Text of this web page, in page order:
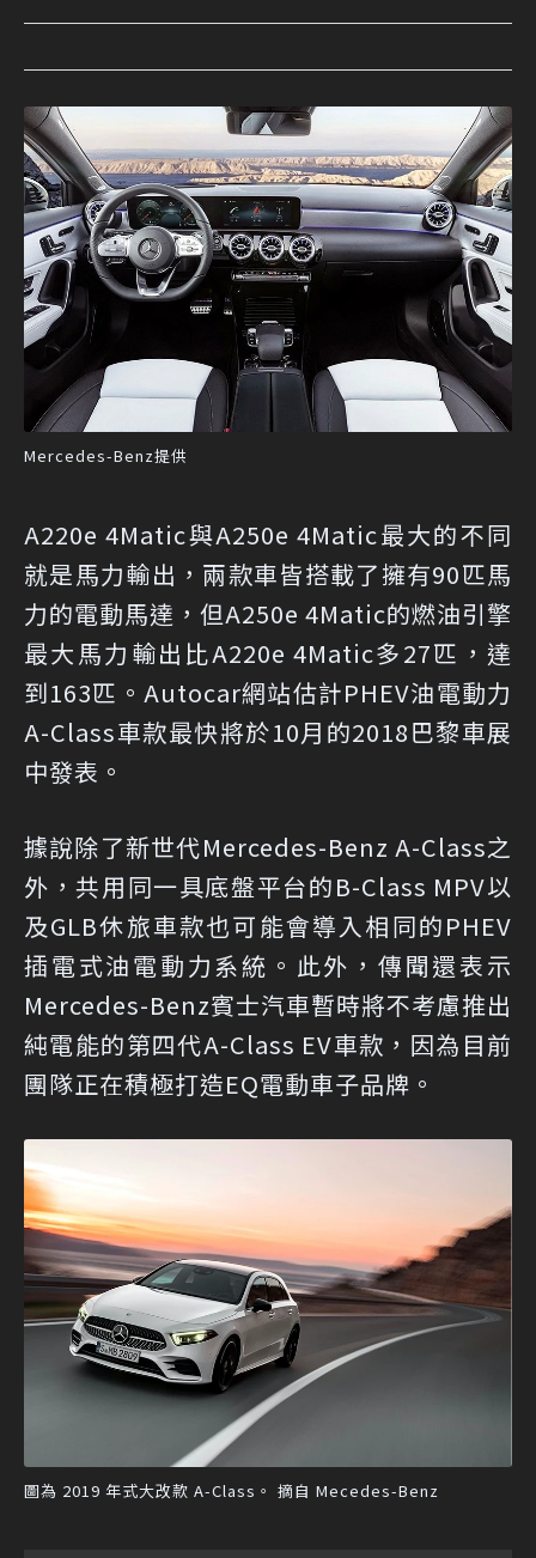
Mercedes-Benz提供
A220e 4Matic與A250e 4Matic最大的不同
就是馬力輸出，兩款車皆搭載了擁有90匹馬
力的電動馬達，但A250e 4Matic的燃油引擎
最大馬力輸出比A220e 4Matic多27匹，達
到163匹。Autocar網站估計PHEV油電動力
A-Class車款最快將於10月的2018巴黎車展
中發表。
據說除了新世代Mercedes-Benz A-Class之
外，共用同一具底盤平台的B-Class MPV以
及GLB休旅車款也可能會導入相同的PHEV
插電式油電動力系統。此外，傳聞還表示
Mercedes-Benz賓士汽車暫時將不考慮推出
純電能的第四代A-Class EV車款，因為目前
團隊正在積極打造EQ電動車子品牌。
圖為 2019 年式大改款 A-Class。 摘自 Mecedes-Benz